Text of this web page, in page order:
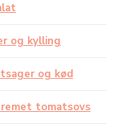
og kylling
og kød
tomatsovs